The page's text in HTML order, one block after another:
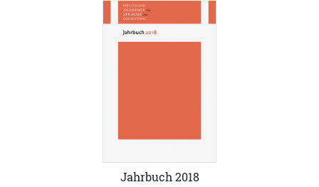
Jahrbuch 2018